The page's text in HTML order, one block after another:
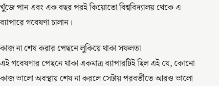
খুঁজে পান এবং এক বছর পরই কিয়োতো বিশ্ববিদ্যালয় থেকে এ
ব্যাপারে গবেষণা চালান।
কাজ না শেষ করার পেছনে লুকিয়ে থাকা সফলতা
এই গবেষণার পেছনে থাকা একমাত্র ব্যাপারটিই ছিল এই যে, কোনো
কাজ ভালো অবস্থায় শেষ না করলে সেটায় পরবর্তীতে আরও ভালো